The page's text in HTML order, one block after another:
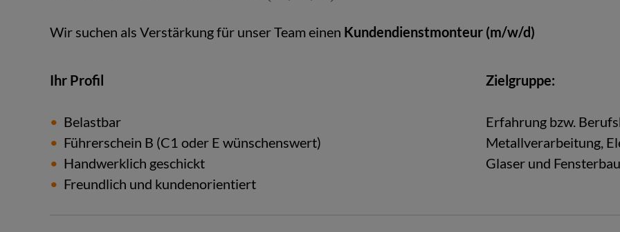
Wir su­chen als Ver­stär­kung für unser Team einen Kun­den­dienst­mon­teur (m/w/d)
Ihr Pro­fil
Be­last­bar
Füh­rer­schein B (C1 oder E wün­schens­wert)
Hand­werk­lich ge­schickt
Freund­lich und kun­den­ori­en­tiert
Ziel­grup­pe:
Er­fah­rung bzw.
Me­tall­ver­ar­bei­tung,
Gla­ser und